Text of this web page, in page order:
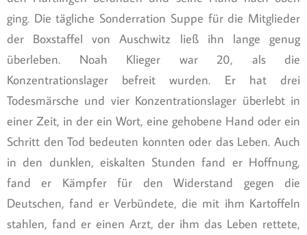
ging. Die tägliche Sonderration Suppe für die Mitglieder
der Boxstaffel von Auschwitz ließ ihn lange genug
überleben. Noah Klieger war 20, als die
Konzentrationslager befreit wurden. Er hat drei
Todesmärsche und vier Konzentrationslager überlebt in
einer Zeit, in der ein Wort, eine gehobene Hand oder ein
Schritt den Tod bedeuten konnten oder das Leben. Auch
in den dunklen, eiskalten Stunden fand er Hoffnung,
fand er Kämpfer für den Widerstand gegen die
Deutschen, fand er Verbündete, die mit ihm Kartoffeln
stahlen, fand er einen Arzt, der ihm das Leben rettete,